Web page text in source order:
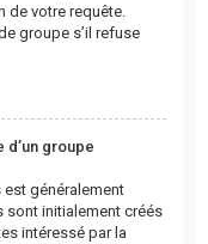
de votre requête.
groupe s’il refuse
groupe
est généralement
sont initialement créés
intéressé par la